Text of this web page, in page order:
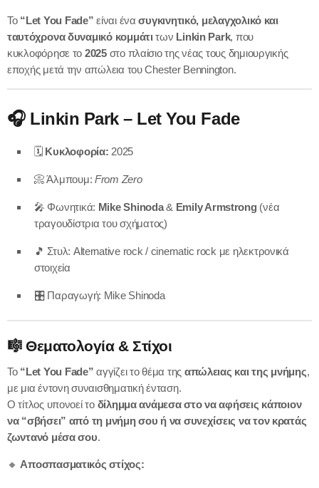
Το “Let You Fade” είναι ένασυγκινητικό, μελαγχολικό και
ταυτόχρονα δυναμικό κομμάτι των Linkin Park, που
κυκλοφόρησε το 2025στο πλαίσιο της νέας τους δημιουργικής
εποχής μετά την απώλεια του Chester Bennington.
🎧 Linkin Park – Let You Fade
🗓 Κυκλοφορία: 2025
📀 Άλμπουμ:From Zero
🎤 Φωνητικά: Mike Shinoda& Emily Armstrong (νέα
τραγουδίστρια του σχήματος)
🎵 Στυλ: Alternative rock / cinematic rock με ηλεκτρονικά
στοιχεία
🎛 Παραγωγή: Mike Shinoda
🎼Θεματολογία & Στίχοι
Το “Let You Fade” αγγίζει το θέμα της απώλειας και της μνήμης,
με μια έντονη συναισθηματική ένταση.
Ο τίτλος υπονοεί το δίλημμα ανάμεσα στο να αφήσεις κάποιον
να “σβήσει” από τη μνήμη σου ή να συνεχίσεις να τον κρατάς
ζωντανό μέσα σου.
🔸 Αποσπασματικός στίχος: